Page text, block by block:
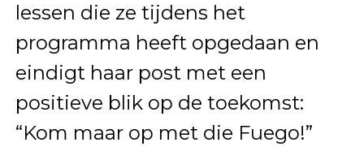
lessen die ze tijdens het
programma heeft opgedaan en
eindigt haar post met een
positieve blik op de toekomst:
“Kom maar op met die Fuego!”